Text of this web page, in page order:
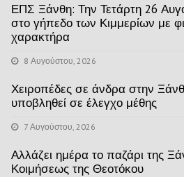
ΕΠΣ Ξάνθη: Την Τετάρτη 26
στο γήπεδο των Κιμμερίων με
χαρακτήρα
8 Αυγούστου, 2026
Χειροπέδες σε άνδρα στην
υποβληθεί σε έλεγχο μέθης
7 Αυγούστου, 2026
Αλλάζει ημέρα το παζάρι της
Κοιμήσεως της Θεοτόκου